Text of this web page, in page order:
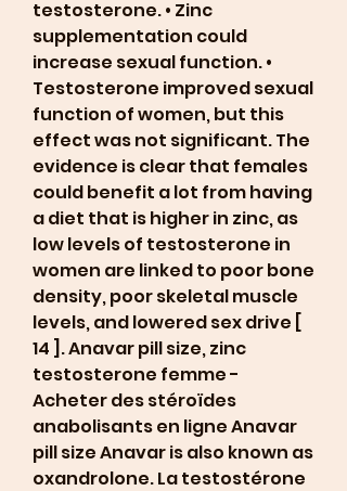
testosterone. • Zinc
supplementation could
increase sexual function. •
Testosterone improved sexual
function of women, but this
effect was not significant. The
evidence is clear that females
could benefit a lot from having
a diet that is higher in zinc, as
low levels of testosterone in
women are linked to poor bone
density, poor skeletal muscle
levels, and lowered sex drive [
14 ]. Anavar pill size, zinc
testosterone femme -
Acheter des stéroïdes
anabolisants en ligne Anavar
pill size Anavar is also known as
oxandrolone. La testostérone